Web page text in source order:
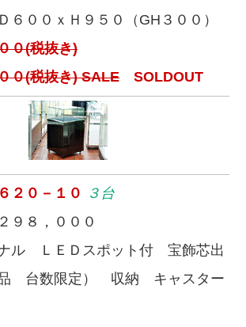
６００ｘＨ９５０（GH３００）
０(税抜き)
０(税抜き) SALE SOLDOUT
２０－１０
３台
８，０００
ル ＬＥＤスポット付 宝飾芯出
品 台数限定） 収納 キャスター